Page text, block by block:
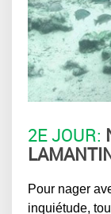
2E JOUR:
Pour nager
inquiétude,